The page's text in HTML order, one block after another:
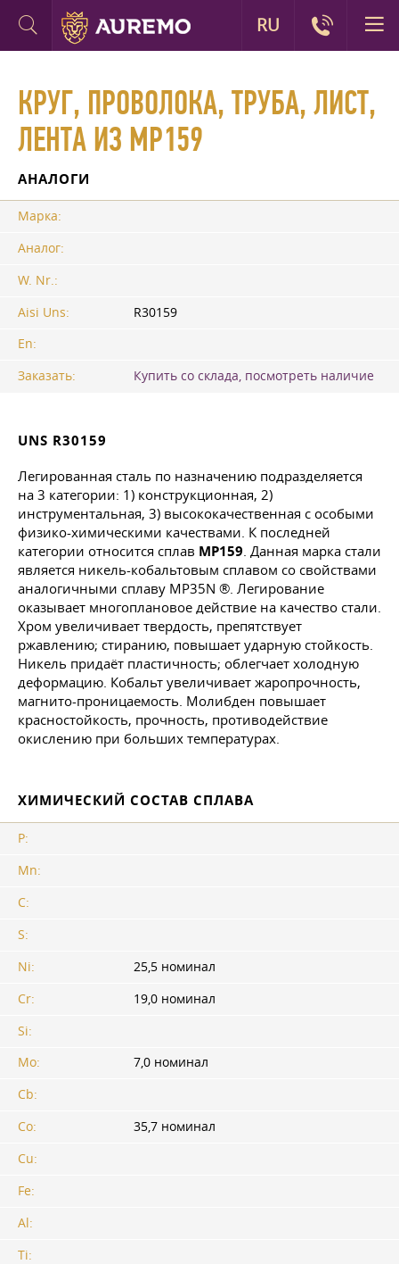
КРУГ, ПРОВОЛОКА, ТРУБА, ЛИСТ,
ЛЕНТА ИЗ MP159
АНАЛОГИ
Марка:
Аналог:
W. Nr.:
Aisi Uns:
R30159
En:
Заказать:
Купить со склада, посмотреть наличие
UNS R30159
Легированная сталь по назначению подразделяется
на 3 категории: 1) конструкционная, 2)
инструментальная, 3) высококачественная с особыми
физико-химическими качествами. К последней
категории относится сплав MP159. Данная марка стали
является никель-кобальтовым сплавом со свойствами
аналогичными сплаву MP35N ®. Легирование
оказывает многоплановое действие на качество стали.
Хром увеличивает твердость, препятствует
ржавлению; стиранию, повышает ударную стойкость.
Никель придаёт пластичность; облегчает холодную
деформацию. Кобальт увеличивает жаропрочность,
магнито-проницаемость. Молибден повышает
красностойкость, прочность, противодействие
окислению при больших температурах.
ХИМИЧЕСКИЙ СОСТАВ СПЛАВА
P:
Mn:
C:
S:
Ni:
25,5 номинал
Cr:
19,0 номинал
Si:
Mo:
7,0 номинал
Cb:
Co:
35,7 номинал
Cu:
Fe:
Al:
Ti:
RU